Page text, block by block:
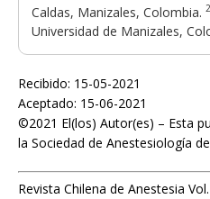
Caldas, Manizales, Colombia. 2
Universidad de Manizales,
Recibido: 15-05-2021
Aceptado: 15-06-2021
©2021 El(los) Autor(es) – Esta
la Sociedad de Anestesiología
Revista Chilena de Anestesia